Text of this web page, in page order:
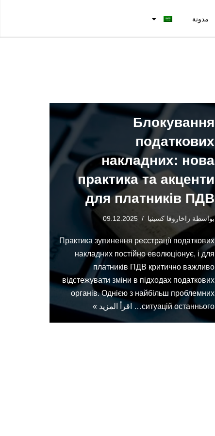
مدونة
Блокування
податкових
накладних: нова
практика та акценти
для платників ПДВ
بواسطة زاخاروفا كسينيا 09.12.2025
Практика зупинення реєстрації податкових
накладних постійно еволюціонує, і для
платників ПДВ критично важливо
відстежувати зміни в підходах податкових
органів. Однією з найбільш проблемних
ситуацій останнього…
اقرأ المزيد »